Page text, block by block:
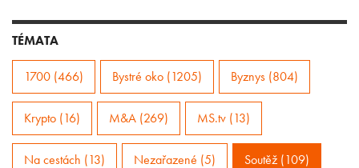
TÉMATA
1700 (466) Bystré oko (1205) Byznys (804)
Krypto (16) M&A (269) MS.tv (13)
Na cestách (13) Nezařazené (5) Soutěž (109)